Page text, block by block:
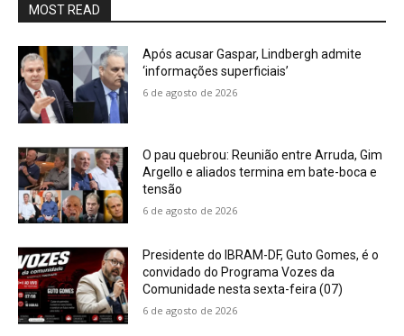
MOST READ
Após acusar Gaspar, Lindbergh admite
‘informações superficiais’
6 de agosto de 2026
O pau quebrou: Reunião entre Arruda, Gim
Argello e aliados termina em bate-boca e
tensão
6 de agosto de 2026
Presidente do IBRAM-DF, Guto Gomes, é o
convidado do Programa Vozes da
Comunidade nesta sexta-feira (07)
6 de agosto de 2026